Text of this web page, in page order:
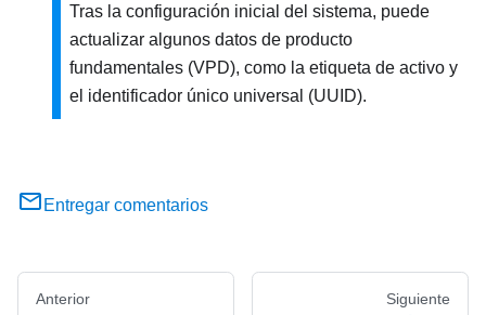
Tras la configuración inicial del sistema, puede
actualizar algunos datos de producto
fundamentales (VPD), como la etiqueta de activo y
el identificador único universal (UUID).
Entregar comentarios
Anterior Siguiente